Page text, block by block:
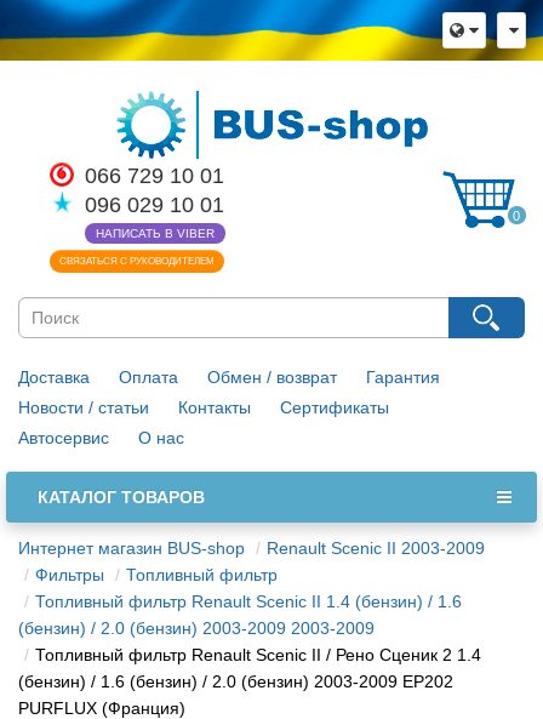
066 729 10 01
096 029 10 01
НАПИСАТЬ В VIBER
СВЯЗАТЬСЯ С РУКОВОДИТЕЛЕМ
0
Доставка Оплата Обмен / возврат
Гарантия
Новости / статьи
Контакты
Сертификаты
Автосервис
О нас
КАТАЛОГ ТОВАРОВ
Интернет магазин BUS-shop
Renault Scenic II 2003-2009
Фильтры
Топливный фильтр
Топливный фильтр Renault Scenic II 1.4 (бензин) / 1.6
(бензин) / 2.0 (бензин) 2003-2009 2003-2009
Топливный фильтр Renault Scenic II / Рено Сценик 2 1.4
(бензин) / 1.6 (бензин) / 2.0 (бензин) 2003-2009 EP202
PURFLUX (Франция)